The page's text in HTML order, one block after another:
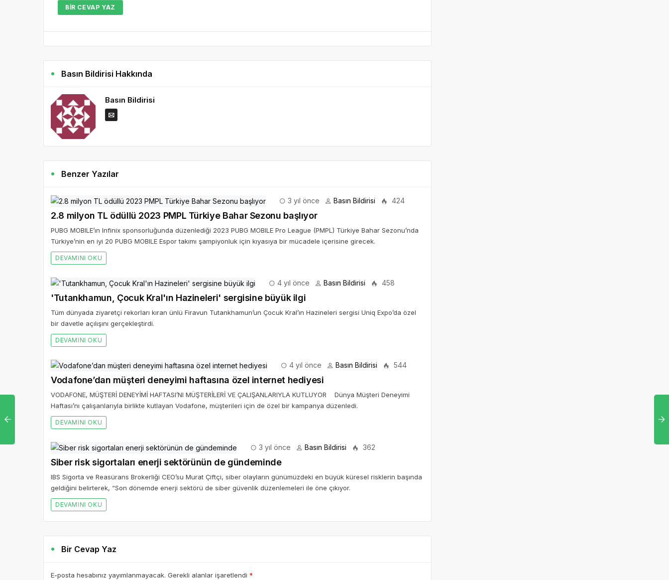
BIR CEVAP YAZ
Basın Bildirisi Hakkında
Basın Bildirisi
Benzer Yazılar
3 yıl önce Basın Bildirisi 424
2.8 milyon TL ödüllü 2023 PMPL Türkiye Bahar Sezonu başlıyor
PUBG MOBILE’ın Infinix sponsorluğunda düzenlediği 2023 PUBG MOBILE Pro League (PMPL) Türkiye Bahar Sezonu’nda
Türkiye’nin en iyi 20 PUBG MOBILE Espor takımı şampiyonluk için kıyasıya bir mücadele içerisine girecek.
DEVAMINI OKU
4 yıl önce Basın Bildirisi 458
'Tutankhamun, Çocuk Kral'ın Hazineleri' sergisine büyük ilgi
Tüm dünyada ziyaretçi rekorları kıran ünlü Firavun Tutankhamun’un Çocuk Kral’ın Hazineleri sergisi Uniq Expo’da özel
bir davetle açılışını gerçekleştirdi.
DEVAMINI OKU
4 yıl önce Basın Bildirisi 544
Vodafone’dan müşteri deneyimi haftasına özel internet hediyesi
VODAFONE, MÜŞTERİ DENEYİMİ HAFTASI’NI MÜŞTERİLERİ VE ÇALIŞANLARIYLA KUTLUYOR Dünya Müşteri Deneyimi
Haftası’nı çalışanlarıyla birlikte kutlayan Vodafone, müşterileri için de özel bir kampanya düzenledi.
DEVAMINI OKU
3 yıl önce Basın Bildirisi 362
Siber risk sigortaları enerji sektörünün de gündeminde
IBS Sigorta ve Reasürans Brokerliği CEO’su Murat Çiftçi, siber olayların günümüzdeki en büyük küresel risklerin başında
geldiğini belirterek, “Son dönemde enerji sektörü de siber güvenlik düzenlemeleri ile öne çıkıyor.
DEVAMINI OKU
Bir Cevap Yaz
E-posta hesabınız yayımlanmayacak. Gerekli alanlar işaretlendi *